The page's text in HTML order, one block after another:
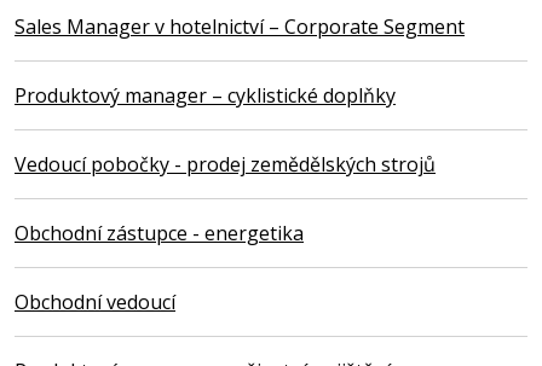
Sales Manager v hotelnictví – Corporate Segment
Produktový manager – cyklistické doplňky
Vedoucí pobočky - prodej zemědělských strojů
Obchodní zástupce - energetika
Obchodní vedoucí